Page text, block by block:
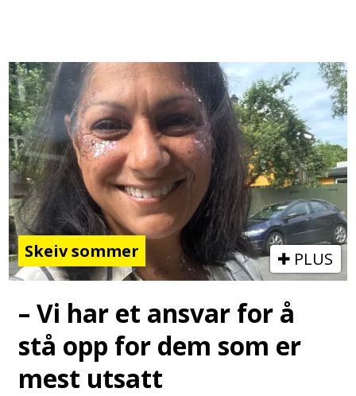
Skeiv sommer PLUS
– Vi har et ansvar for å
stå opp for dem som er
mest utsatt